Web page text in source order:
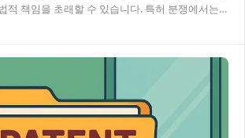
적 책임을 초래할 수 있습니다. 특허 분쟁에서는
히 이해하는 것이 핵…